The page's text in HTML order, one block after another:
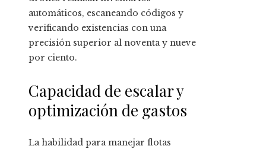
automáticos, escaneando códigos y
verificando existencias con una
precisión superior al noventa y nueve
por ciento.
Capacidad de escalar y
optimización de gastos
La habilidad para manejar flotas